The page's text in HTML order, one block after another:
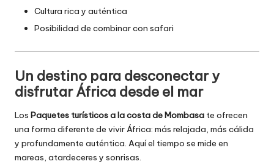
Cultura rica y auténtica
Posibilidad de combinar con safari
Un destino para desconectar y
disfrutar África desde el mar
Los Paquetes turísticos a la costa de Mombasa te ofrecen
una forma diferente de vivir África: más relajada, más cálida
y profundamente auténtica. Aquí el tiempo se mide en
mareas, atardeceres y sonrisas.